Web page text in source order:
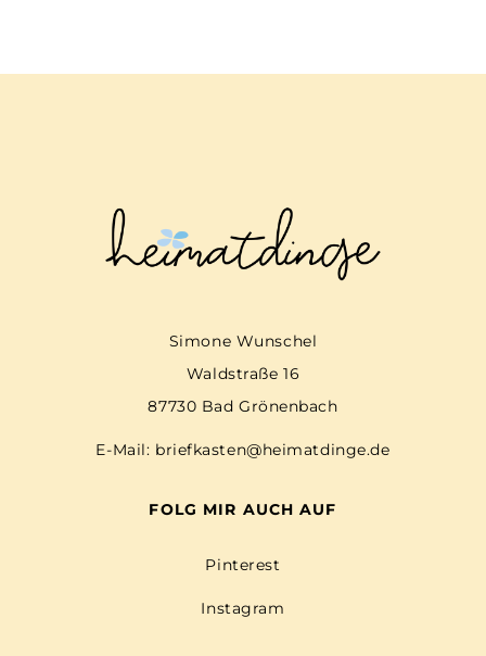
Simone Wunschel
Waldstraße 16
87730 Bad Grönenbach
E-Mail: briefkasten@heimatdinge.de
FOLG MIR AUCH AUF
Pinterest
Instagram